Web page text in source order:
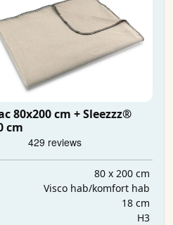
80x200 cm + Sleezzz®
cm
80 x 200 cm
Visco hab/komfort hab
18 cm
H3